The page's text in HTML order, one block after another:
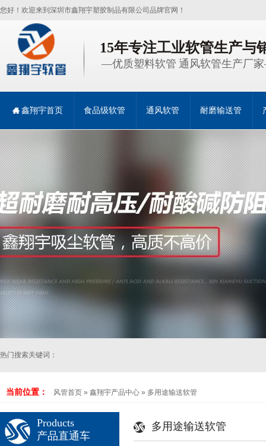
您好！欢迎来到深圳市鑫翔宇塑胶制品有限公司品牌官网！
15年专注工业软管生产与
—优质塑料软管 通风软管生产厂
鑫翔宇首页 食品级软管 通风软管 耐磨输送管
热门搜索关键词：
当前位置： 风管首页 » 鑫翔宇产品中心 » 多用途输送软管
Products
产品直通车
多用途输送软管